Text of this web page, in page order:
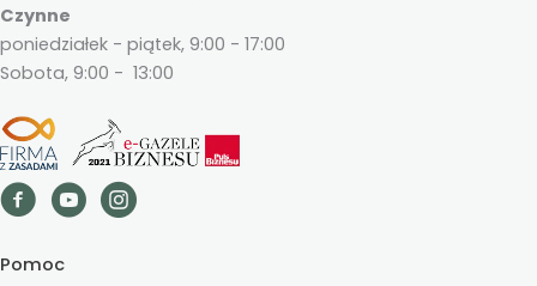
Czynne
poniedziałek - piątek, 9:00 - 17:00
Sobota, 9:00 - 13:00
Pomoc